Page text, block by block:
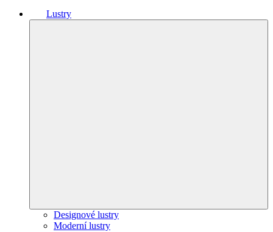
Lustry
Designové lustry
Moderní lustry